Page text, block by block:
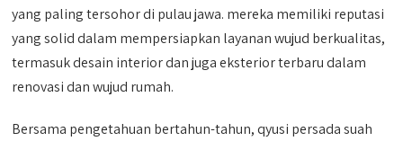
yang paling tersohor di pulau jawa. mereka memiliki reputasi
yang solid dalam mempersiapkan layanan wujud berkualitas,
termasuk desain interior dan juga eksterior terbaru dalam
renovasi dan wujud rumah.
Bersama pengetahuan bertahun-tahun, qyusi persada suah